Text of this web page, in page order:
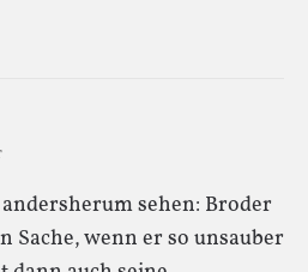
sehen: Broder
Sache, wenn er so unsauber